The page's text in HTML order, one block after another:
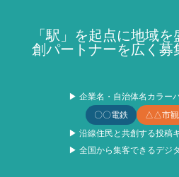
「駅」を起点に地域
創パートナーを広く募
▶ 企業名・自治体名カラー
〇〇電鉄
△△市観
▶ 沿線住民と共創する投稿
▶ 全国から集客できるデジ